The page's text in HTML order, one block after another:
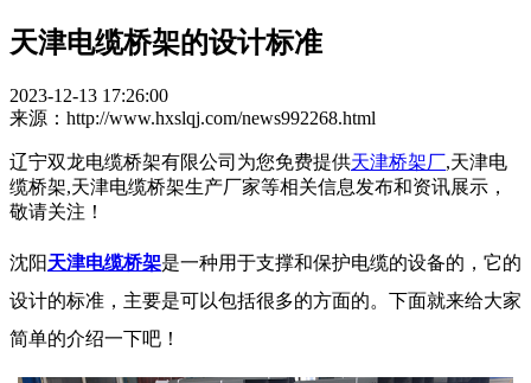
天津电缆桥架的设计标准
2023-12-13 17:26:00
来源：http://www.hxslqj.com/news992268.html
辽宁双龙电缆桥架有限公司为您免费提供天津桥架厂,天津电
缆桥架,天津电缆桥架生产厂家等相关信息发布和资讯展示，
敬请关注！
沈阳天津电缆桥架是一种用于支撑和保护电缆的设备的，它的
设计的标准，主要是可以包括很多的方面的。下面就来给大家
简单的介绍一下吧！